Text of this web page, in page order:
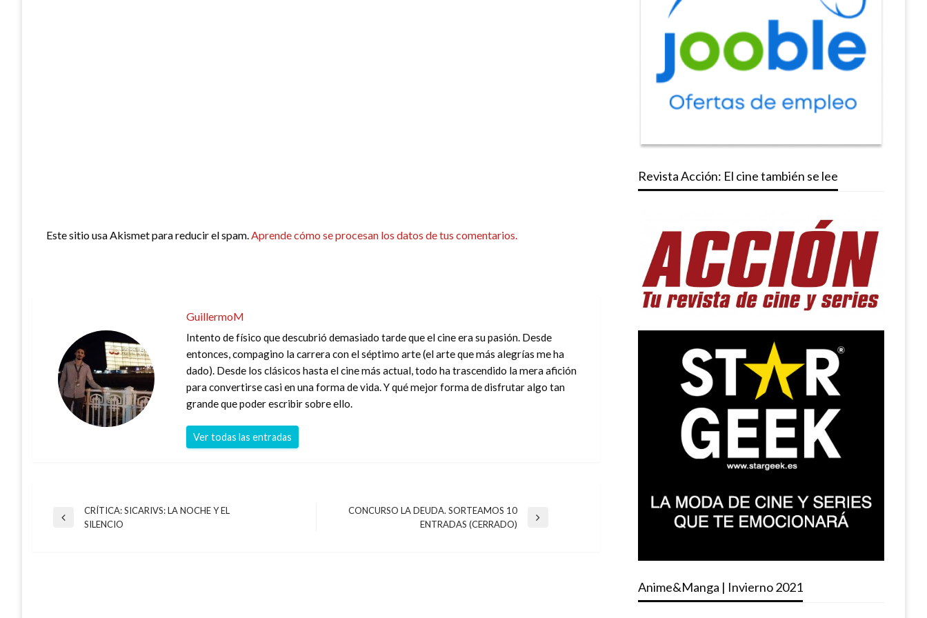
Este sitio usa Akismet para reducir el spam.Aprende cómo se procesan los datos de tus comentarios.
GuillermoM
Intento de físico que descubrió demasiado tarde que el cine era su pasión. Desde
entonces, compagino la carrera con el séptimo arte (el arte que más alegrías me ha
dado). Desde los clásicos hasta el cine más actual, todo ha trascendido la mera afición
para convertirse casi en una forma de vida. Y qué mejor forma de disfrutar algo tan
grande que poder escribir sobre ello.
Ver todas las entradas
Navegación
Entrada
CRÍTICA: SICARIVS: LA NOCHE Y EL
SILENCIO
CONCURSO LA DEUDA. SORTEAMOS 10
ENTRADAS (CERRADO)
Revista Acción: El cine también se lee
Anime&Manga | Invierno 2021